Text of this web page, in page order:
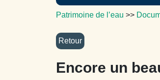
Patrimoine de l’eau >>
Encore un